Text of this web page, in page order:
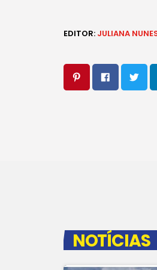
EDITOR: JULIANA
NOTÍCIAS